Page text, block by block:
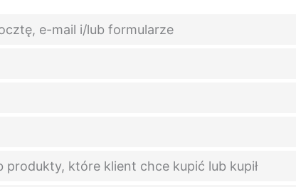
e-mail i/lub formularze
produkty, które klient chce kupić lub kupił